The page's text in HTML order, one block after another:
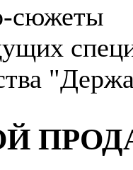
сюжеты